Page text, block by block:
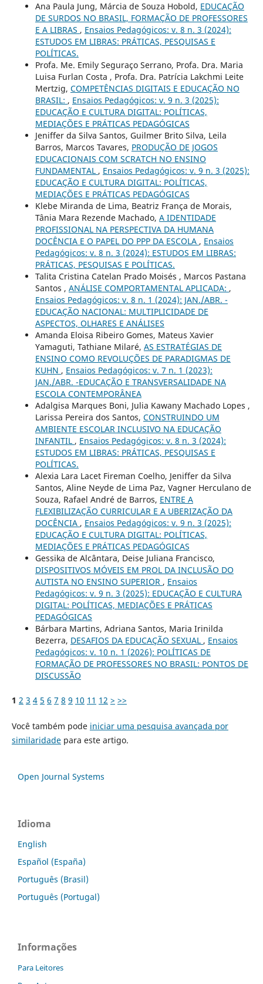
Ana Paula Jung, Márcia de Souza Hobold, EDUCAÇÃO
DE SURDOS NO BRASIL, FORMAÇÃO DE PROFESSORES
E A LIBRAS , Ensaios Pedagógicos: v. 8 n. 3 (2024):
ESTUDOS EM LIBRAS: PRÁTICAS, PESQUISAS E
POLÍTICAS.
Profa. Me. Emily Seguraço Serrano, Profa. Dra. Maria
Luisa Furlan Costa , Profa. Dra. Patrícia Lakchmi Leite
Mertzig, COMPETÊNCIAS DIGITAIS E EDUCAÇÃO NO
BRASIL: , Ensaios Pedagógicos: v. 9 n. 3 (2025):
EDUCAÇÃO E CULTURA DIGITAL: POLÍTICAS,
MEDIAÇÕES E PRÁTICAS PEDAGÓGICAS
Jeniffer da Silva Santos, Guilmer Brito Silva, Leila
Barros, Marcos Tavares, PRODUÇÃO DE JOGOS
EDUCACIONAIS COM SCRATCH NO ENSINO
FUNDAMENTAL , Ensaios Pedagógicos: v. 9 n. 3 (2025):
EDUCAÇÃO E CULTURA DIGITAL: POLÍTICAS,
MEDIAÇÕES E PRÁTICAS PEDAGÓGICAS
Klebe Miranda de Lima, Beatriz França de Morais,
Tânia Mara Rezende Machado, A IDENTIDADE
PROFISSIONAL NA PERSPECTIVA DA HUMANA
DOCÊNCIA E O PAPEL DO PPP DA ESCOLA , Ensaios
Pedagógicos: v. 8 n. 3 (2024): ESTUDOS EM LIBRAS:
PRÁTICAS, PESQUISAS E POLÍTICAS.
Talita Cristina Catelan Prado Moisés , Marcos Pastana
Santos , ANÁLISE COMPORTAMENTAL APLICADA: ,
Ensaios Pedagógicos: v. 8 n. 1 (2024): JAN./ABR. -
EDUCAÇÃO NACIONAL: MULTIPLICIDADE DE
ASPECTOS, OLHARES E ANÁLISES
Amanda Eloisa Ribeiro Gomes, Mateus Xavier
Yamaguti, Tathiane Milaré, AS ESTRATÉGIAS DE
ENSINO COMO REVOLUÇÕES DE PARADIGMAS DE
KUHN , Ensaios Pedagógicos: v. 7 n. 1 (2023):
JAN./ABR. -EDUCAÇÃO E TRANSVERSALIDADE NA
ESCOLA CONTEMPORÂNEA
Adalgisa Marques Boni, Julia Kawany Machado Lopes ,
Larissa Pereira dos Santos, CONSTRUINDO UM
AMBIENTE ESCOLAR INCLUSIVO NA EDUCAÇÃO
INFANTIL , Ensaios Pedagógicos: v. 8 n. 3 (2024):
ESTUDOS EM LIBRAS: PRÁTICAS, PESQUISAS E
POLÍTICAS.
Alexia Lara Lacet Fireman Coelho, Jeniffer da Silva
Santos, Aline Neyde de Lima Paz, Vagner Herculano de
Souza, Rafael André de Barros, ENTRE A
FLEXIBILIZAÇÃO CURRICULAR E A UBERIZAÇÃO DA
DOCÊNCIA , Ensaios Pedagógicos: v. 9 n. 3 (2025):
EDUCAÇÃO E CULTURA DIGITAL: POLÍTICAS,
MEDIAÇÕES E PRÁTICAS PEDAGÓGICAS
Gessika de Alcântara, Deise Juliana Francisco,
DISPOSITIVOS MÓVEIS EM PROL DA INCLUSÃO DO
AUTISTA NO ENSINO SUPERIOR , Ensaios
Pedagógicos: v. 9 n. 3 (2025): EDUCAÇÃO E CULTURA
DIGITAL: POLÍTICAS, MEDIAÇÕES E PRÁTICAS
PEDAGÓGICAS
Bárbara Martins, Adriana Santos, Maria Irinilda
Bezerra, DESAFIOS DA EDUCAÇÃO SEXUAL , Ensaios
Pedagógicos: v. 10 n. 1 (2026): POLÍTICAS DE
FORMAÇÃO DE PROFESSORES NO BRASIL: PONTOS DE
DISCUSSÃO
1 2 3 4 5 6 7 8 9 10 11 12 > >>
Você também pode iniciar uma pesquisa avançada por
similaridadepara este artigo.
Open Journal Systems
Idioma
English
Español (España)
Português (Brasil)
Português (Portugal)
Informações
Para Leitores